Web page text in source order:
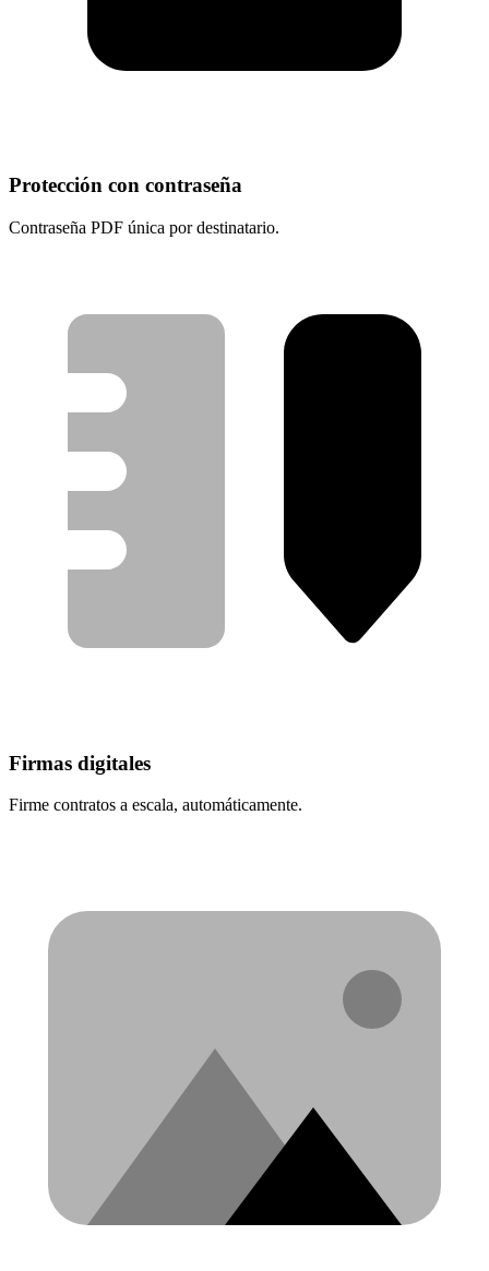
Protección con contraseña
Contraseña PDF única por destinatario.
Firmas digitales
Firme contratos a escala, automáticamente.